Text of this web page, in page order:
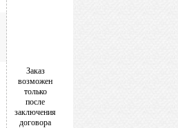
Заказ
возможен
только
после
заключения
договора